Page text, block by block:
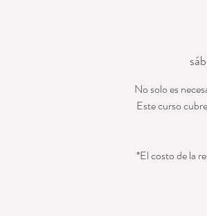
No solo es
Este curso
*El costo de la